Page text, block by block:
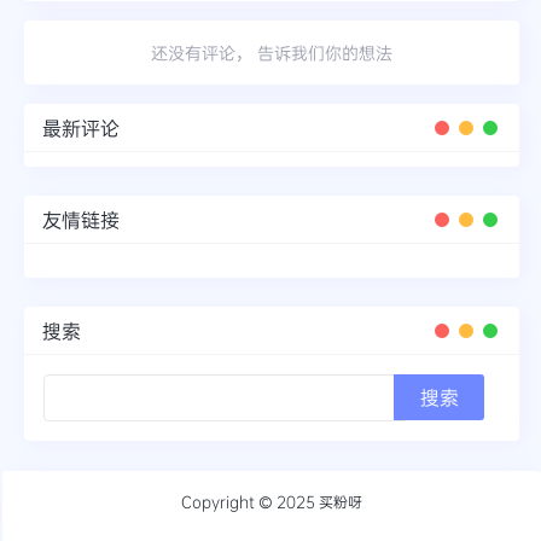
还没有评论， 告诉我们你的想法
最新评论
友情链接
搜索
Copyright © 2025 买粉呀